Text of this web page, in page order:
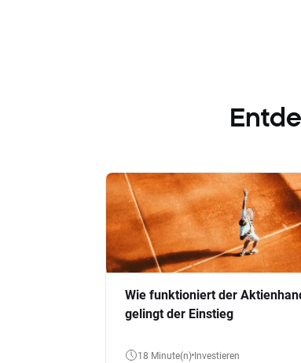
Wie funktioniert der
gelingt der Einstieg
18 Minute(n) Investieren